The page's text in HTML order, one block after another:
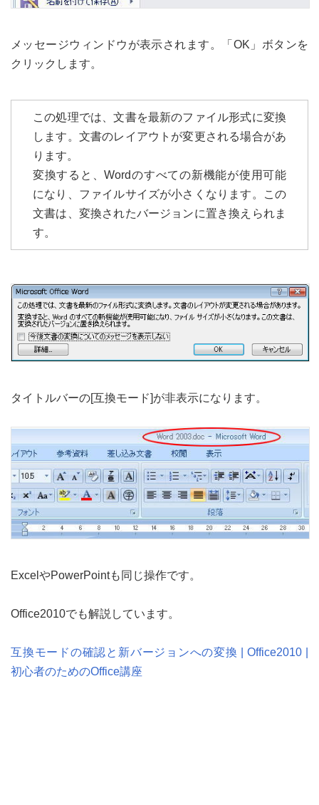
メッセージウィンドウが表示されます。「OK」ボタンを
クリックします。
この処理では、文書を最新のファイル形式に変換
します。文書のレイアウトが変更される場合があ
ります。
変換すると、Wordのすべての新機能が使用可能
になり、ファイルサイズが小さくなります。この
文書は、変換されたバージョンに置き換えられま
す。
タイトルバーの[互換モード]が非表示になります。
ExcelやPowerPointも同じ操作です。
Office2010でも解説しています。
互換モードの確認と新バージョンへの変換 | Office2010 |
初心者のためのOffice講座